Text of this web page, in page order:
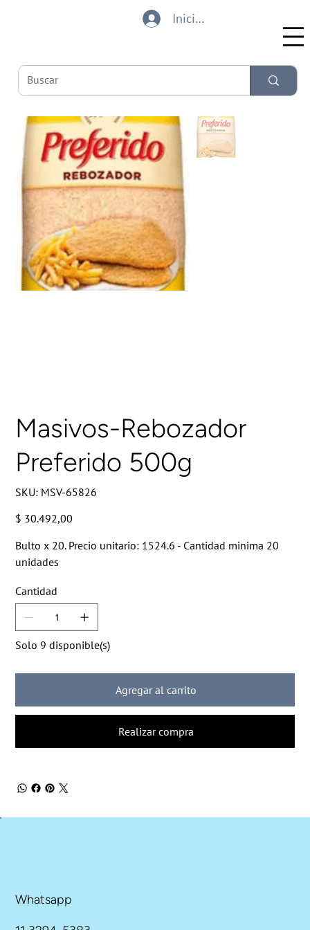
Iniciar sesión
Masivos-Rebozador
Preferido 500g
SKU: SKU
MSV-
MSV-65826
Precio
$ 30.492,00
Bulto x 20. Precio unitario: 1524.6 - Cantidad minima 20
unidades
Cantidad
Solo 9 disponible(s)
Agregar al carrito
Realizar compra
Whatsapp